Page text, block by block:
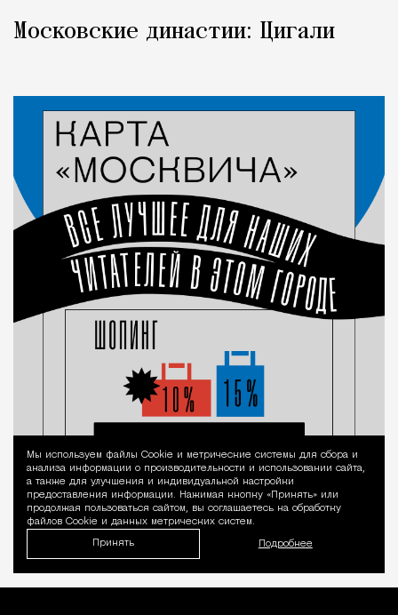
Московские династии: Цигали
Уведомление
Мы используем файлы Сookie и метрические системы для сбора и
анализа информации о производительности и использовании сайта,
а также для улучшения и индивидуальной настройки
предоставления информации. Нажимая кнопку «Принять» или
продолжая пользоваться сайтом, вы соглашаетесь на обработку
файлов Cookie и данных метрических систем.
Принять Подробнее